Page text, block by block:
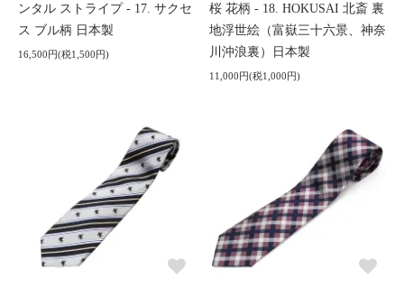
ンタル ストライプ - 17. サクセ
ス ブル柄 日本製
16,500円(税1,500円)
桜 花柄 - 18. HOKUSAI 北斎 裏
地浮世絵（富嶽三十六景、神奈
川沖浪裏）日本製
11,000円(税1,000円)